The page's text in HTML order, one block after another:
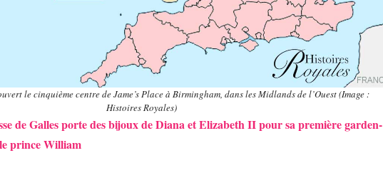
le cinquième centre de Jame’s Place à Birmingham, dans les Midlands de l’Ouest (Image :
Histoires Royales)
de Galles porte des bijoux de Diana et Elizabeth II pour sa première garden-
prince William